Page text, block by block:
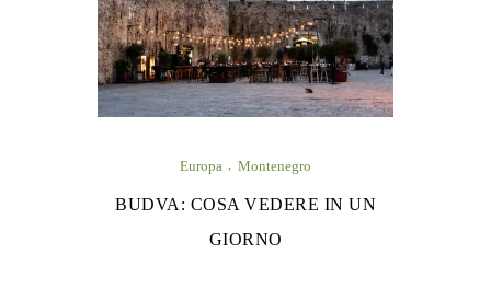
Europa Montenegro
BUDVA: COSA VEDERE IN UN
GIORNO